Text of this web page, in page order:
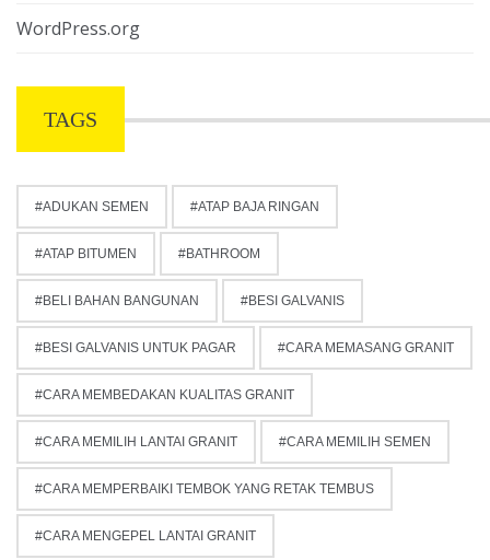
WordPress.org
TAGS
ADUKAN SEMEN ATAP BAJA RINGAN
ATAP BITUMEN BATHROOM
BELI BAHAN BANGUNAN BESI GALVANIS
BESI GALVANIS UNTUK PAGAR CARA MEMASANG GRANIT
CARA MEMBEDAKAN KUALITAS GRANIT
CARA MEMILIH LANTAI GRANIT CARA MEMILIH SEMEN
CARA MEMPERBAIKI TEMBOK YANG RETAK TEMBUS
CARA MENGEPEL LANTAI GRANIT